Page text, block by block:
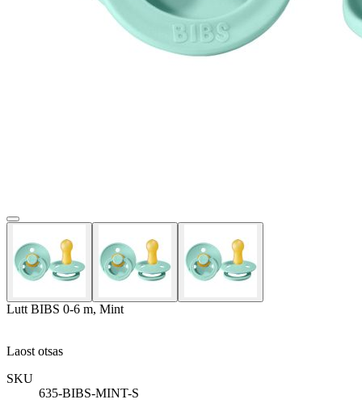
Lutt BIBS 0-6 m, Mint
Laost otsas
SKU
635-BIBS-MINT-S